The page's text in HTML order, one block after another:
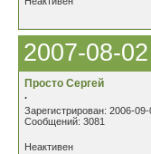
2007-08-
Просто Сергей
.
Зарегистрирован: 2006-09-
Сообщений: 3081
Неактивен